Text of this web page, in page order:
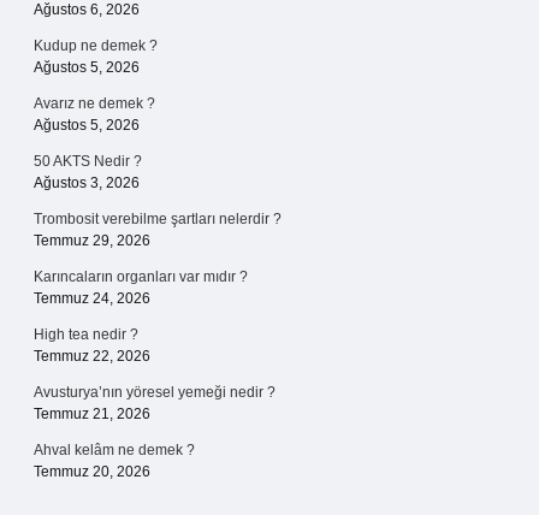
Ağustos 6, 2026
Kudup ne demek ?
Ağustos 5, 2026
Avarız ne demek ?
Ağustos 5, 2026
50 AKTS Nedir ?
Ağustos 3, 2026
Trombosit verebilme şartları nelerdir ?
Temmuz 29, 2026
Karıncaların organları var mıdır ?
Temmuz 24, 2026
High tea nedir ?
Temmuz 22, 2026
Avusturya’nın yöresel yemeği nedir ?
Temmuz 21, 2026
Ahval kelâm ne demek ?
Temmuz 20, 2026